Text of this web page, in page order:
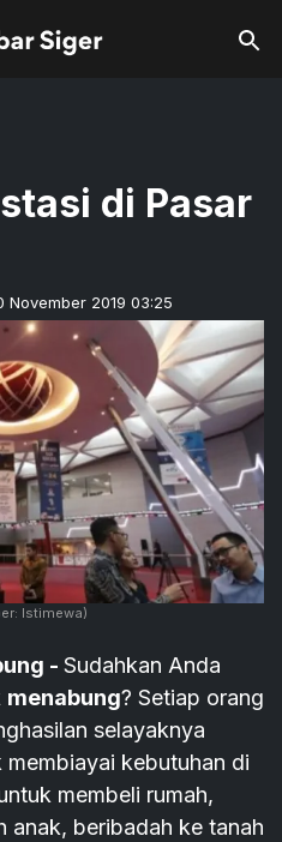
di Pasar
November 2019 03:25
Istimewa)
- Sudahkan Anda
menabung? Setiap orang
selayaknya
kebutuhan di
membeli rumah,
anak, beribadah ke tanah